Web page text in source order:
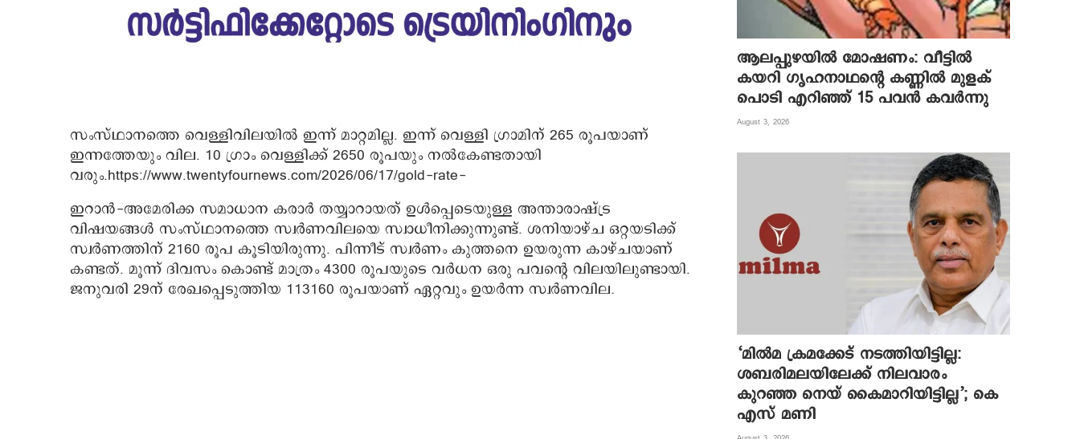
സംസ്ഥാനത്തെ വെള്ളിവിലയില്‍ ഇന്ന് മാറ്റമില്ല. ഇന്ന് വെള്ളി ഗ്രാമിന് 265 രൂപയാണ്
ഇന്നത്തേയും വില. 10 ഗ്രാം വെള്ളിക്ക് 2650 രൂപയും നല്‍കേണ്ടതായി
വരും.https://www.twentyfournews.com/2026/06/17/gold-rate-
ഇറാന്‍-അമേരിക്ക സമാധാന കരാര്‍ തയ്യാറായത് ഉള്‍പ്പെടെയുള്ള അന്താരാഷ്ട്ര
വിഷയങ്ങള്‍ സംസ്ഥാനത്തെ സ്വര്‍ണവിലയെ സ്വാധീനിക്കുന്നുണ്ട്. ശനിയാഴ്ച ഒറ്റയടിക്ക്
സ്വര്‍ണത്തിന് 2160 രൂപ കൂടിയിരുന്നു. പിന്നീട് സ്വര്‍ണം കുത്തനെ ഉയരുന്ന കാഴ്ചയാണ്
കണ്ടത്. മൂന്ന് ദിവസം കൊണ്ട് മാത്രം 4300 രൂപയുടെ വര്‍ധന ഒരു പവന്റെ വിലയിലുണ്ടായി.
ജനുവരി 29ന് രേഖപ്പെടുത്തിയ 113160 രൂപയാണ് ഏറ്റവും ഉയര്‍ന്ന സ്വര്‍ണവില.
ആലപ്പുഴയിൽ മോഷണം: വീട്ടിൽ
കയറി ഗൃഹനാഥന്റെ കണ്ണിൽ മുളക്
പൊടി എറിഞ്ഞ് 15 പവൻ കവർന്നു
August 3, 2026
‘മിൽമ ക്രമക്കേട് നടത്തിയിട്ടില്ല:
ശബരിമലയിലേക്ക് നിലവാരം
കുറഞ്ഞ നെയ് കൈമാറിയിട്ടില്ല’; കെ
എസ് മണി